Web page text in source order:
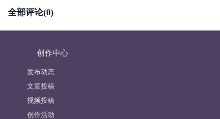
全部评论(0)
创作中心
发布动态
文章投稿
视频投稿
创作活动